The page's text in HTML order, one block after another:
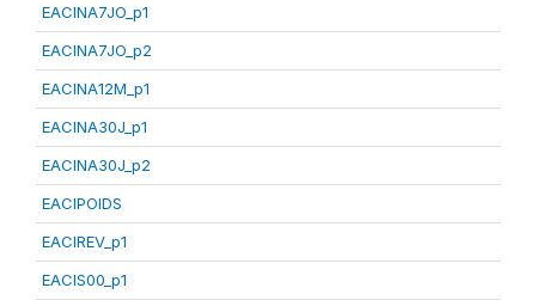
EACINA7JO_p1
EACINA7JO_p2
EACINA12M_p1
EACINA30J_p1
EACINA30J_p2
EACIPOIDS
EACIREV_p1
EACIS00_p1